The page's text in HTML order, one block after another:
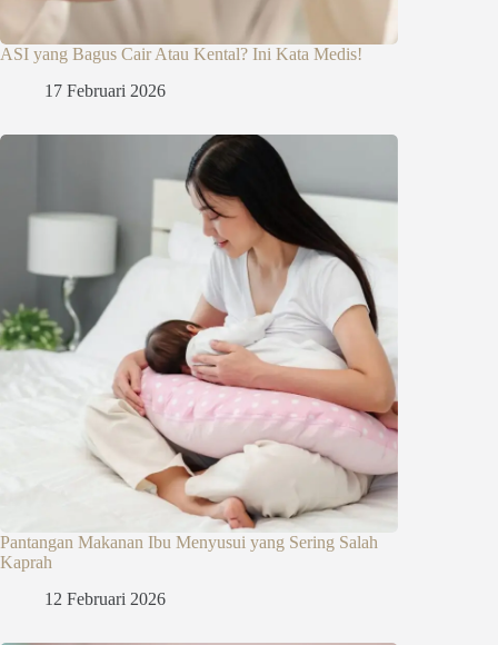
ASI yang Bagus Cair Atau Kental? Ini Kata Medis!
17 Februari 2026
Pantangan Makanan Ibu Menyusui yang Sering Salah
Kaprah
12 Februari 2026